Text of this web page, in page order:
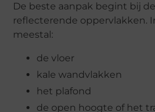
De beste aanpak begint bij
reflecterende oppervlakken.
meestal:
de vloer
kale wandvlakken
het plafond
de open hoogte of het